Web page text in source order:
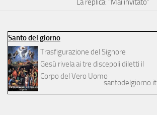
La replica: “Mai invitato”
Santo del giorno
Trasfigurazione del Signore
Gesù rivela ai tre discepoli diletti il
Corpo del Vero Uomo
santodelgiorno.it